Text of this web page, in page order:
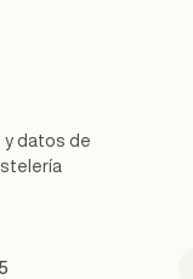
y datos de